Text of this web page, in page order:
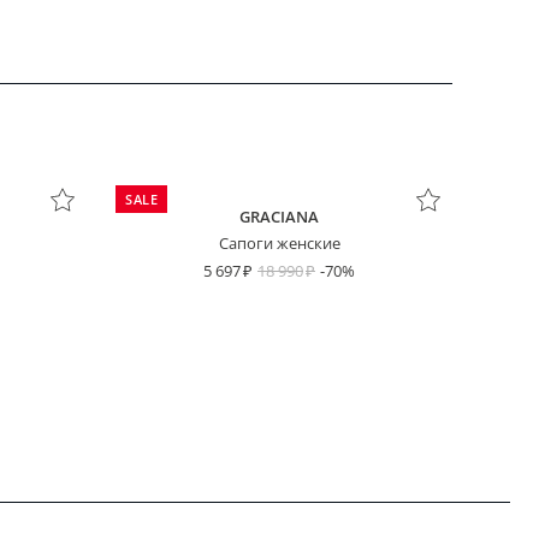
SALE
GRACIANA
Сапоги женские
5 697
18 990 -70%